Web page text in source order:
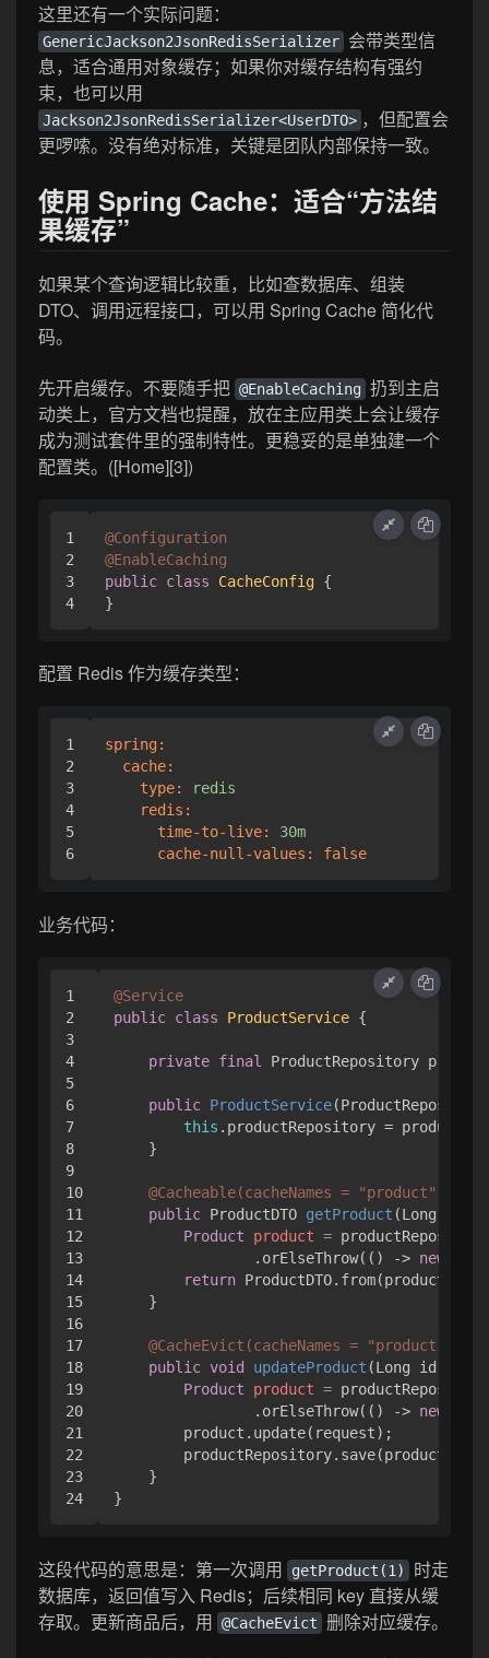
这里还有一个实际问题：
GenericJackson2JsonRedisSerializer 会带类型信
息，适合通用对象缓存；如果你对缓存结构有强约
束，也可以用
Jackson2JsonRedisSerializer<UserDTO> ，但配置会
更啰嗦。没有绝对标准，关键是团队内部保持一致。
使用 Spring Cache：适合“方法结
果缓存”
如果某个查询逻辑比较重，比如查数据库、组装
DTO、调用远程接口，可以用 Spring Cache 简化代
码。
先开启缓存。不要随手把 @EnableCaching 扔到主启
动类上，官方文档也提醒，放在主应用类上会让缓存
成为测试套件里的强制特性。更稳妥的是单独建一个
配置类。([Home][3])
1
2
3
@Configuration
@EnableCaching
public class CacheConfig {
配置 Redis 作为缓存类型：
1
2
3
4
5
spring:
cache:
type:
redis
redis:
time-to-live:
30m
cache-null-values:
false
业务代码：
1
2
3
4
5
6
7
8
9
10
11
12
13
14
15
16
17
18
19
20
21
22
23
@Service
public class ProductService {
private final ProductRepository
public ProductService
this .productRepository =
    }
@Cacheable(cacheNames = "product",
public ProductDTO getProduct (Long id)
Product
product =
                .orElseThrow(() ->
new
return ProductDTO.from(product);
    }
@CacheEvict(cacheNames = "product",
public void updateProduct (Long id,
Product
product =
                .orElseThrow(() ->
new
        product.update(request);
        productRepository.save(product);
    }
这段代码的意思是：第一次调用 getProduct(1)
时走
数据库，返回值写入 Redis；后续相同 key 直接从缓
存取。更新商品后，用 @CacheEvict 删除对应缓存。